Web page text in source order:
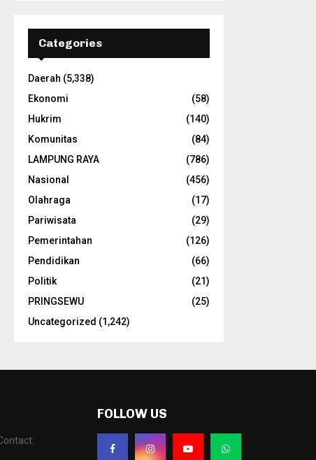
Categories
Daerah (5,338)
Ekonomi
(58)
Hukrim
(140)
Komunitas
(84)
LAMPUNG RAYA
(786)
Nasional
(456)
Olahraga
(17)
Pariwisata
(29)
Pemerintahan
(126)
Pendidikan
(66)
Politik
(21)
PRINGSEWU
(25)
Uncategorized (1,242)
FOLLOW US